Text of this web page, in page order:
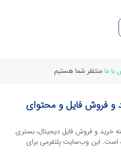
با ما منتظر شما هستیم
و فروش فایل و محتوای
خرید و فروش فایل دیجیتال، بستری
است. این وب‌سایت‌ پلتفرمی برای
می‌کند تا به راحتی محصولات